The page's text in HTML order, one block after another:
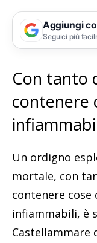
Aggiungi
Seguici più
Con tanto
contenere
Un ordigno
mortale, con
contenere cose
infiammabili, è
Castellammare